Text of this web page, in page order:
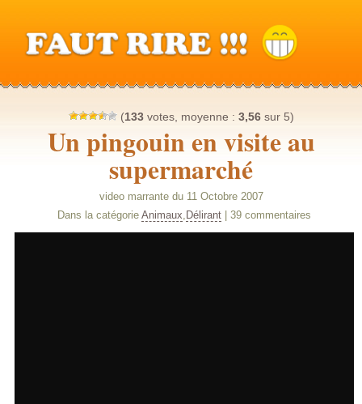
(133votes, moyenne : 3,56sur 5)
Un pingouin en visite au
supermarché
video marrante du 11 Octobre 2007
Dans la catégorieAnimaux, Délirant | 39 commentaires